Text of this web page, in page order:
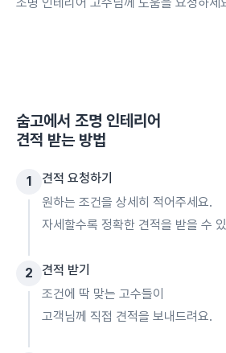
숨고에서 조명 인테리어
견적 받는 방법
1
견적 요청하기
원하는 조건을 상세히 적어주세요.
자세할수록 정확한 견적을 받을 수
2
견적 받기
조건에 딱 맞는 고수들이
고객님께 직접 견적을 보내드려요.